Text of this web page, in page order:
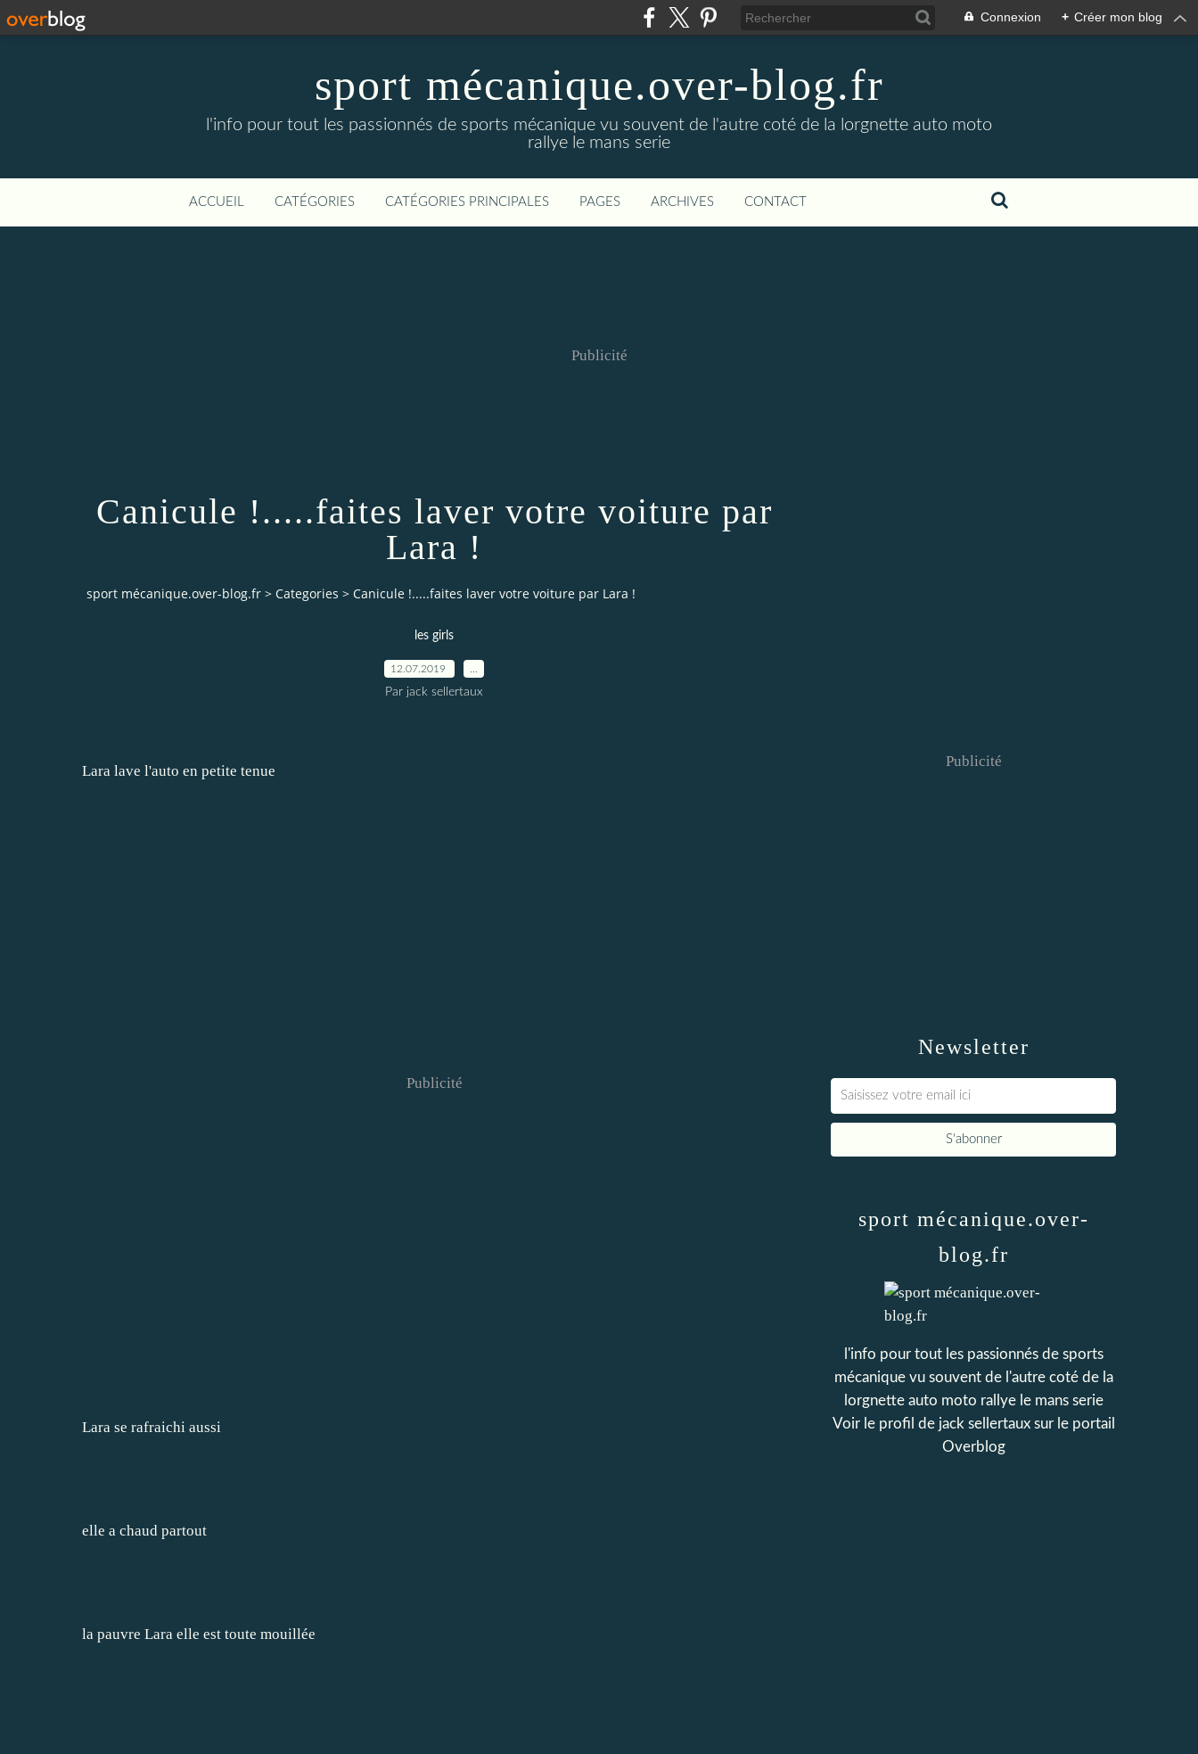
Connexion + Créer mon blog
sport mécanique.over-blog.fr
l'info pour tout les passionnés de sports mécanique vu souvent de l'autre coté de la lorgnette auto moto
rallye le mans serie
ACCUEIL CATÉGORIES CATÉGORIES PRINCIPALES PAGES ARCHIVES CONTACT
Publicité
Canicule !.....faites laver votre voiture par
Lara !
sport mécanique.over-blog.fr > Categories > Canicule !.....faites laver votre voiture par Lara !
les girls
12.07.2019
Par jack sellertaux
Lara lave l'auto en petite tenue
Publicité
Lara se rafraichi aussi
elle a chaud partout
la pauvre Lara elle est toute mouillée
Newsletter
Publicité
sport mécanique.over-
blog.fr
l'info pour tout les passionnés de sports
mécanique vu souvent de l'autre coté de la
lorgnette auto moto rallye le mans serie
Voir le profil de jack sellertauxsur le portail
Overblog